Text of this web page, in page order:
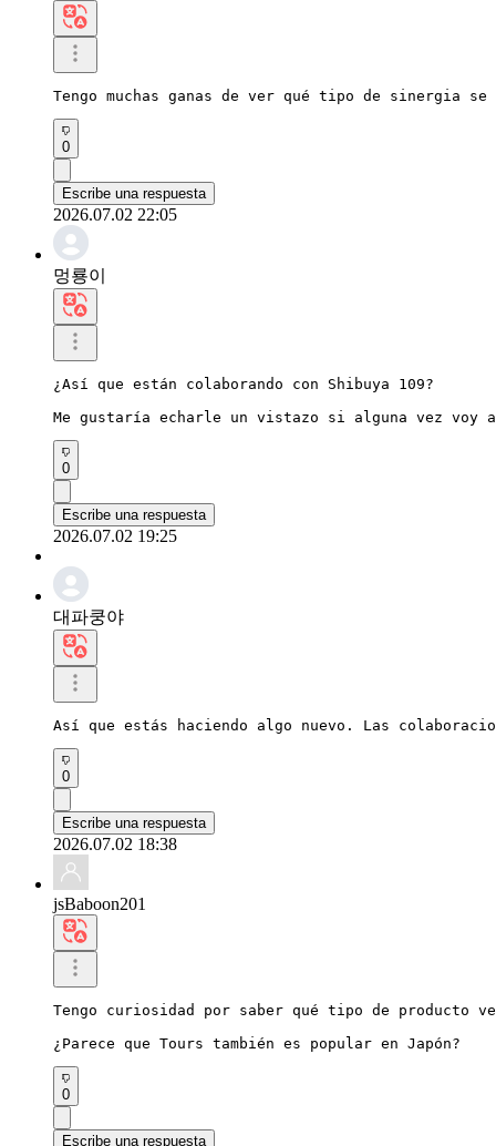
Tengo muchas ganas de ver qué tipo de sinergia
0
Escribe una respuesta
2026.07.02 22:05
멍룡이
¿Así que están colaborando con Shibuya 109?
Me gustaría echarle un vistazo si alguna vez voy
0
Escribe una respuesta
2026.07.02 19:25
대파쿵야
Así que estás haciendo algo nuevo. Las
0
Escribe una respuesta
2026.07.02 18:38
jsBaboon201
Tengo curiosidad por saber qué tipo de producto
¿Parece que Tours también es popular en Japón?
0
Escribe una respuesta